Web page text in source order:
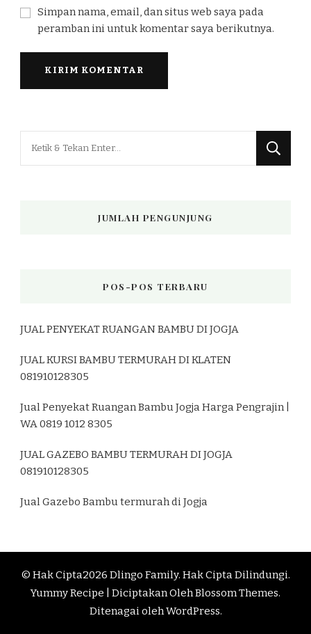
Simpan nama, email, dan situs web saya pada
peramban ini untuk komentar saya berikutnya.
Mencari
JUMLAH PENGUNJUNG
POS-POS TERBARU
JUAL PENYEKAT RUANGAN BAMBU DI JOGJA
JUAL KURSI BAMBU TERMURAH DI KLATEN
081910128305
Jual Penyekat Ruangan Bambu Jogja Harga Pengrajin |
WA 0819 1012 8305
JUAL GAZEBO BAMBU TERMURAH DI JOGJA
081910128305
Jual Gazebo Bambu termurah di Jogja
© Hak Cipta2026 Dlingo Family. Hak Cipta Dilindungi.
Yummy Recipe | Diciptakan OlehBlossom Themes.
Ditenagai olehWordPress.